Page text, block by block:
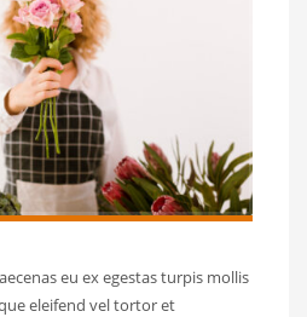
eu ex egestas turpis mollis
eleifend vel tortor et